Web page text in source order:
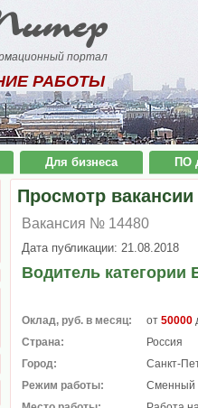
портал
РАБОТЫ
Для бизнеса ПО
Просмотр вакансии
Вакансия № 14480
Дата публикации: 21.08.2018
Водитель
Оклад, руб. в месяц: от 50000
Страна:
Россия
Город:
Санкт-
Режим работы:
Сменный